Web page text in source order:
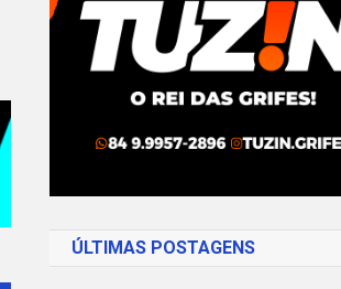
ÚLTIMAS POSTAGENS